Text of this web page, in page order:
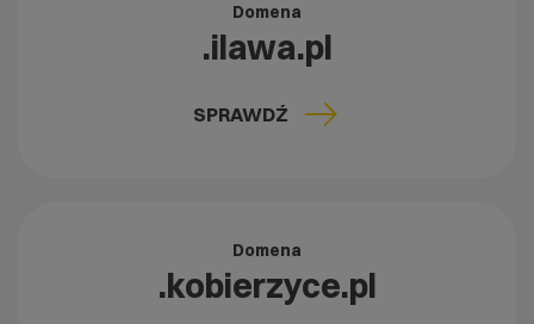
Domena
.ilawa.pl
SPRAWDŹ
Domena
.kobierzyce.pl